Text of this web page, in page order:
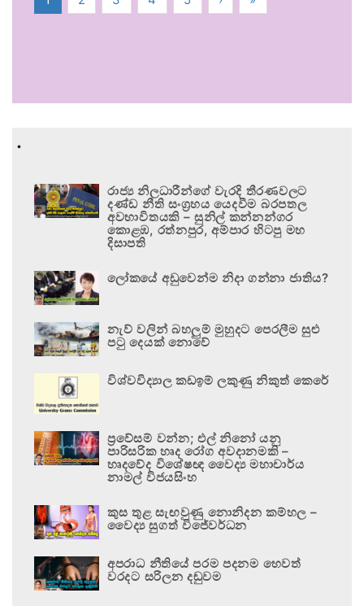
.
රාජ්‍ය නිලධාරීන්ගේ වැරදි තීරණවලට
දණ්ඩ නීති සංග්‍රහය යෙදවීම බරපතල
අවභාවිතයකි – සුනිල් කන්නන්ගර
කොළඹ, රත්නපුර, අම්පාර හිටපු මහ
දිසාපති
ලෝකයේ අඩුවෙන්ම නිදා ගන්නා ජාතිය?
නැව් වලින් බහලුම් මුහුදට පෙරලීම සුළු
පටු දෙයක් නොවේ
විශ්වවිද්‍යාල කඩඉම් ලකුණු නිකුත් කෙරේ
ප්‍රවේසම් වන්න; එල් නිනෝ යනු
පාරිසරික හෘද රෝග අවදානමකි –
හෘදවේද විශේෂඥ වෛද්‍ය මහාචාර්ය
නාමල් විජයසිංහ
කුස තුළ සැඟවුණු නොනිදන කම්හල –
වෛද්‍ය සුගත් විජේවර්ධන
අපරාධ නීතියේ පරම පදනම හෙවත්
වරදට සරිලන දඬුවම